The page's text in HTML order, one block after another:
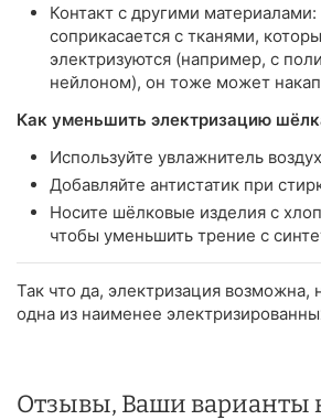
Контакт с другими
соприкасается с тканями,
электризуются (например, с
нейлоном), он тоже может
Как уменьшить электризацию
Используйте увлажнитель
Добавляйте антистатик при
Носите шёлковые изделия с
чтобы уменьшить трение с
Так что да, электризация
одна из наименее
Отзывы, Ваши варианты